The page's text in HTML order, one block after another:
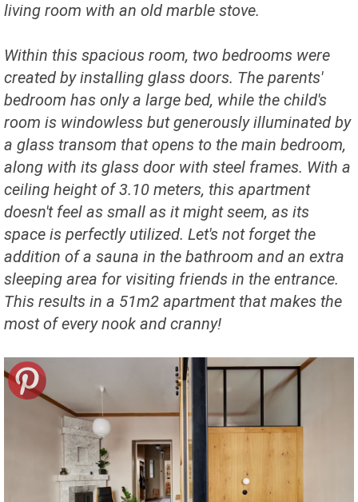
living room with an old marble stove.
Within this spacious room, two bedrooms were
created by installing glass doors. The parents'
bedroom has only a large bed, while the child's
room is windowless but generously illuminated by
a glass transom that opens to the main bedroom,
along with its glass door with steel frames. With a
ceiling height of 3.10 meters, this apartment
doesn't feel as small as it might seem, as its
space is perfectly utilized. Let's not forget the
addition of a sauna in the bathroom and an extra
sleeping area for visiting friends in the entrance.
This results in a 51m2 apartment that makes the
most of every nook and cranny!